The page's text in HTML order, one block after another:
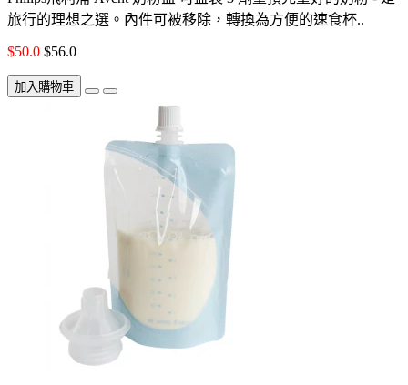
旅行的理想之選。內件可被移除，轉換為方便的速食杯..
$50.0 $56.0
加入購物車